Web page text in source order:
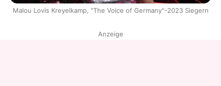
Malou Lovis Kreyelkamp, "The Voice of Germany"-2023 Siegern
Anzeige